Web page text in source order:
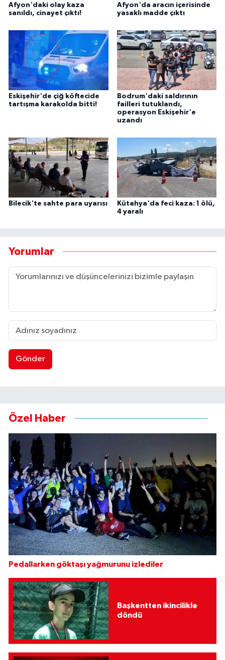
Afyon'daki olay kaza
sanıldı, cinayet çıktı!
Afyon'da aracın içerisinde
yasaklı madde çıktı
Eskişehir'de çiğ köftecide
tartışma karakolda bitti!
Bodrum'daki saldırının
failleri tutuklandı,
operasyon Eskişehir'e
uzandı
Bilecik'te sahte para uyarısı
Kütahya'da feci kaza: 1 ölü,
4 yaralı
Yorumlar
Gönder
Özel Haber
Pedallarken göktaşı yağmurunu izlediler
Başkentten ikincilikle
döndü